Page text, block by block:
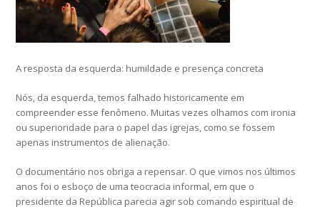
A resposta da esquerda: humildade e presença concreta
Nós, da esquerda, temos falhado historicamente em
compreender esse fenômeno. Muitas vezes olhamos com ironia
ou superioridade para o papel das igrejas, como se fossem
apenas instrumentos de alienação.
O documentário nos obriga a repensar. O que vimos nos últimos
anos foi o esboço de uma teocracia informal, em que o
presidente da República parecia agir sob comando espiritual de